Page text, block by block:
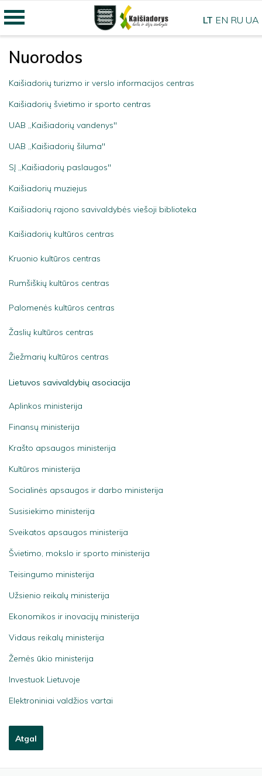
Nuorodos
Kaišiadorių turizmo ir verslo informacijos centras
Kaišiadorių švietimo ir sporto centras
UAB ,,Kaišiadorių vandenys"
UAB ,,Kaišiadorių šiluma"
SĮ ,,Kaišiadorių paslaugos"
Kaišiadorių muziejus
Kaišiadorių rajono savivaldybės viešoji biblioteka
Kaišiadorių kultūros centras
Kruonio kultūros centras
Rumšiškių kultūros centras
Palomenės kultūros centras
Žaslių kultūros centras
Žiežmarių kultūros centras
Lietuvos savivaldybių asociacija
Aplinkos ministerija
Finansų ministerija
Krašto apsaugos ministerija
Kultūros ministerija
Socialinės apsaugos ir darbo ministerija
Susisiekimo ministerija
Sveikatos apsaugos ministerija
Švietimo, mokslo ir sporto ministerija
Teisingumo ministerija
Užsienio reikalų ministerija
Ekonomikos ir inovacijų ministerija
Vidaus reikalų ministerija
Žemės ūkio ministerija
Investuok Lietuvoje
Elektroniniai valdžios vartai
Atgal
LT EN RU UA